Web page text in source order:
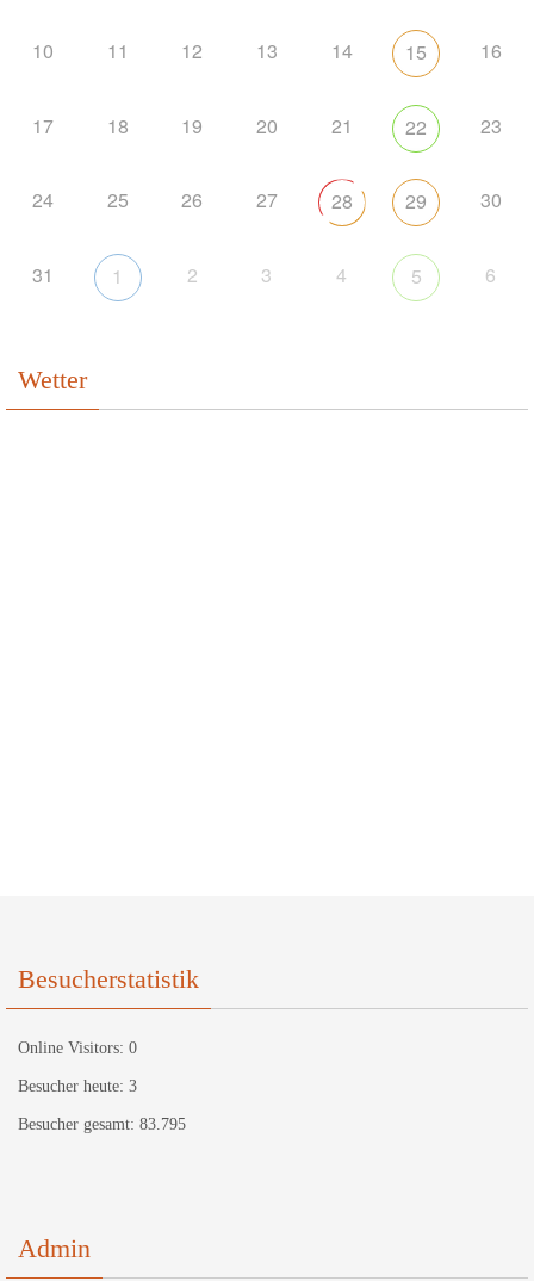
10 11 12 13 14 15 16
17 18 19 20 21 22 23
24 25 26 27 28 29 30
31 1 2 3 4 5 6
Wetter
Besucherstatistik
Online Visitors: 0
Besucher heute: 3
Besucher gesamt: 83.795
Admin